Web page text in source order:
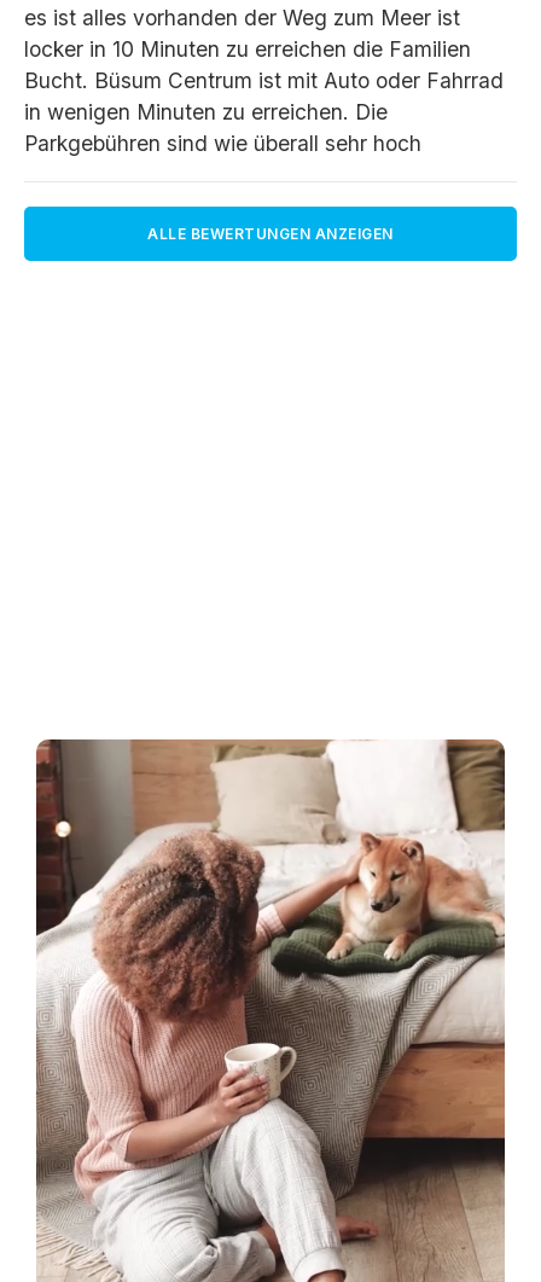
es ist alles vorhanden der Weg zum Meer ist
locker in 10 Minuten zu erreichen die Familien
Bucht. Büsum Centrum ist mit Auto oder Fahrrad
in wenigen Minuten zu erreichen. Die
Parkgebühren sind wie überall sehr hoch
ALLE BEWERTUNGEN ANZEIGEN